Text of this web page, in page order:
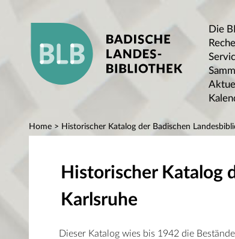
Die
Home > Historischer Katalog der Badischen
Historischer Katalog
Karlsruhe
Dieser Katalog wies bis 1942 die